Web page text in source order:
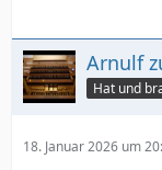
Arnulf
18. Januar 2026 um